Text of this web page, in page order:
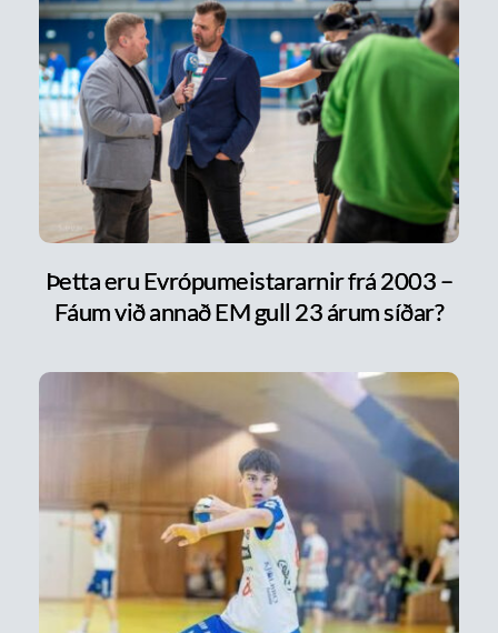
Þetta eru Evrópumeistararnir frá 2003 –
Fáum við annað EM gull 23 árum síðar?